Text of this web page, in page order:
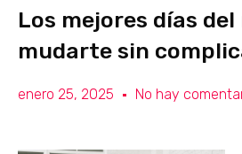
Los mejores días del
mudarte sin
enero 25, 2025 No hay